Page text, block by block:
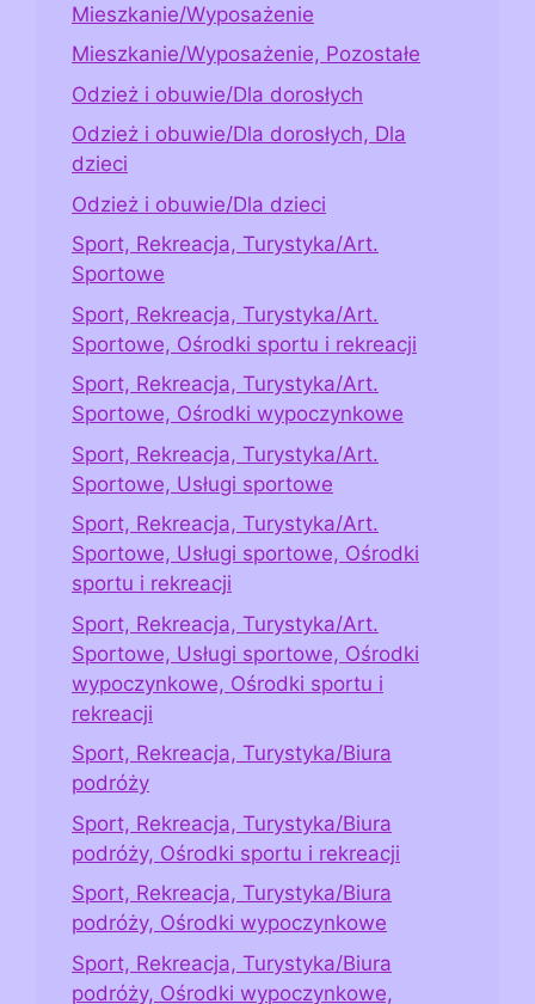
Mieszkanie/Wyposażenie
Mieszkanie/Wyposażenie, Pozostałe
Odzież i obuwie/Dla dorosłych
Odzież i obuwie/Dla dorosłych, Dla
dzieci
Odzież i obuwie/Dla dzieci
Sport, Rekreacja, Turystyka/Art.
Sportowe
Sport, Rekreacja, Turystyka/Art.
Sportowe, Ośrodki sportu i rekreacji
Sport, Rekreacja, Turystyka/Art.
Sportowe, Ośrodki wypoczynkowe
Sport, Rekreacja, Turystyka/Art.
Sportowe, Usługi sportowe
Sport, Rekreacja, Turystyka/Art.
Sportowe, Usługi sportowe, Ośrodki
sportu i rekreacji
Sport, Rekreacja, Turystyka/Art.
Sportowe, Usługi sportowe, Ośrodki
wypoczynkowe, Ośrodki sportu i
rekreacji
Sport, Rekreacja, Turystyka/Biura
podróży
Sport, Rekreacja, Turystyka/Biura
podróży, Ośrodki sportu i rekreacji
Sport, Rekreacja, Turystyka/Biura
podróży, Ośrodki wypoczynkowe
Sport, Rekreacja, Turystyka/Biura
podróży, Ośrodki wypoczynkowe,